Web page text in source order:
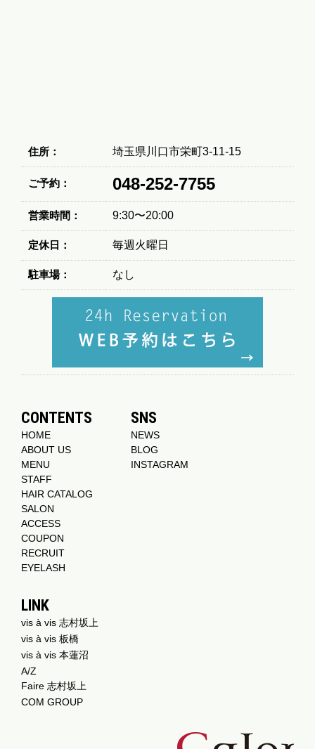
住所： 埼玉県川口市栄町3-11-15
ご予約： 048-252-7755
営業時間： 9:30〜20:00
定休日： 毎週火曜日
駐車場： なし
CONTENTS
HOME
ABOUT US
MENU
STAFF
HAIR CATALOG
SALON
ACCESS
COUPON
RECRUIT
EYELASH
SNS
NEWS
BLOG
INSTAGRAM
LINK
vis à vis 志村坂上
vis à vis 板橋
vis à vis 本蓮沼
A/Z
Faire 志村坂上
COM GROUP